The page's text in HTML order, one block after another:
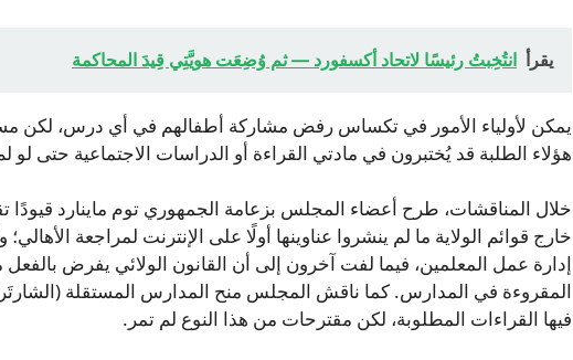
يقرأ انتُخِبتُ رئيسًا لاتحاد أكسفورد — ثم وُضِعَت هويَّتِي قِيدَ المحاكمة
يمكن لأولياء الأمور في تكساس رفض مشاركة أطفالهم في أي درس، لكن
هؤلاء الطلبة قد يُختبرون في مادتي القراءة أو الدراسات الاجتماعية حتى
خلال المناقشات، طرح أعضاء المجلس بزعامة الجمهوري توم ماينارد قيودًا
خارج قوائم الولاية ما لم ينشروا عناوينها أولًا على الإنترنت لمراجعة
إدارة عمل المعلمين، فيما لفت آخرون إلى أن القانون الولائي يفرض
المقروءة في المدارس. كما ناقش المجلس منح المدارس المستقلة
فيها القراءات المطلوبة، لكن مقترحات من هذا النوع لم تمر.